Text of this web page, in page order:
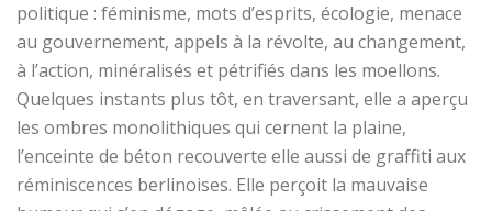
politique : féminisme, mots d’esprits, écologie, menace
au gouvernement, appels à la révolte, au changement,
à l’action, minéralisés et pétrifiés dans les moellons.
Quelques instants plus tôt, en traversant, elle a aperçu
les ombres monolithiques qui cernent la plaine,
l’enceinte de béton recouverte elle aussi de graffiti aux
réminiscences berlinoises. Elle perçoit la mauvaise